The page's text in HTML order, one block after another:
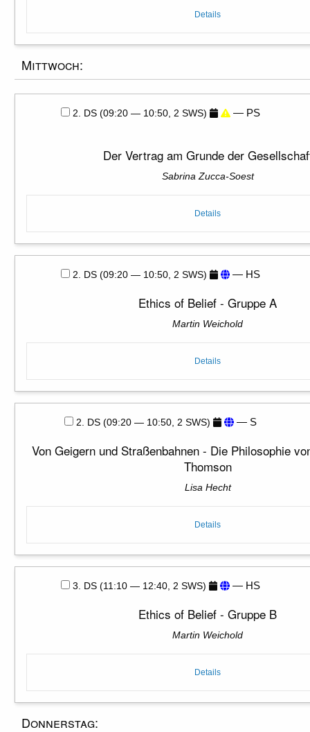
Details
Mittwoch:
2. DS (09:20 — 10:50, 2 SWS) — PS
Der Vertrag am Grunde der
Sabrina Zucca-Soest
Details
2. DS (09:20 — 10:50, 2 SWS) — HS
Ethics of Belief - Gruppe A
Martin Weichold
Details
2. DS (09:20 — 10:50, 2 SWS) — S
Von Geigern und Straßenbahnen - Die Philosophie
Thomson
Lisa Hecht
Details
3. DS (11:10 — 12:40, 2 SWS) — HS
Ethics of Belief - Gruppe B
Martin Weichold
Details
Donnerstag: